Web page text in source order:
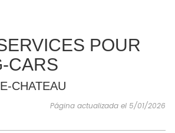
HACER
INSPIRACIONES
POUR
CARS
CHATEAU
Página actualizada el 5/01/2026